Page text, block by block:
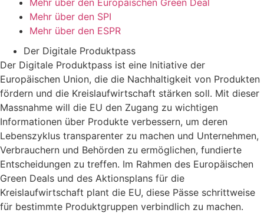
Mehr über den SPI
Mehr über den ESPR
Der Digitale Produktpass
Der Digitale Produktpass ist eine Initiative der
Europäischen Union, die die Nachhaltigkeit von Produkten
fördern und die Kreislaufwirtschaft stärken soll. Mit dieser
Massnahme will die EU den Zugang zu wichtigen
Informationen über Produkte verbessern, um deren
Lebenszyklus transparenter zu machen und Unternehmen,
Verbrauchern und Behörden zu ermöglichen, fundierte
Entscheidungen zu treffen. Im Rahmen des Europäischen
Green Deals und des Aktionsplans für die
Kreislaufwirtschaft plant die EU, diese Pässe schrittweise
für bestimmte Produktgruppen verbindlich zu machen.